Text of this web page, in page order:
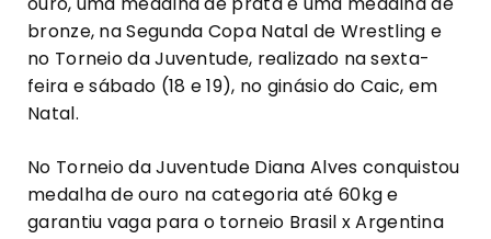
bronze, na Segunda Copa Natal de Wrestling e
no Torneio da Juventude, realizado na sexta-
feira e sábado (18 e 19), no ginásio do Caic, em
Natal.
No Torneio da Juventude Diana Alves conquistou
medalha de ouro na categoria até 60kg e
garantiu vaga para o torneio Brasil x Argentina